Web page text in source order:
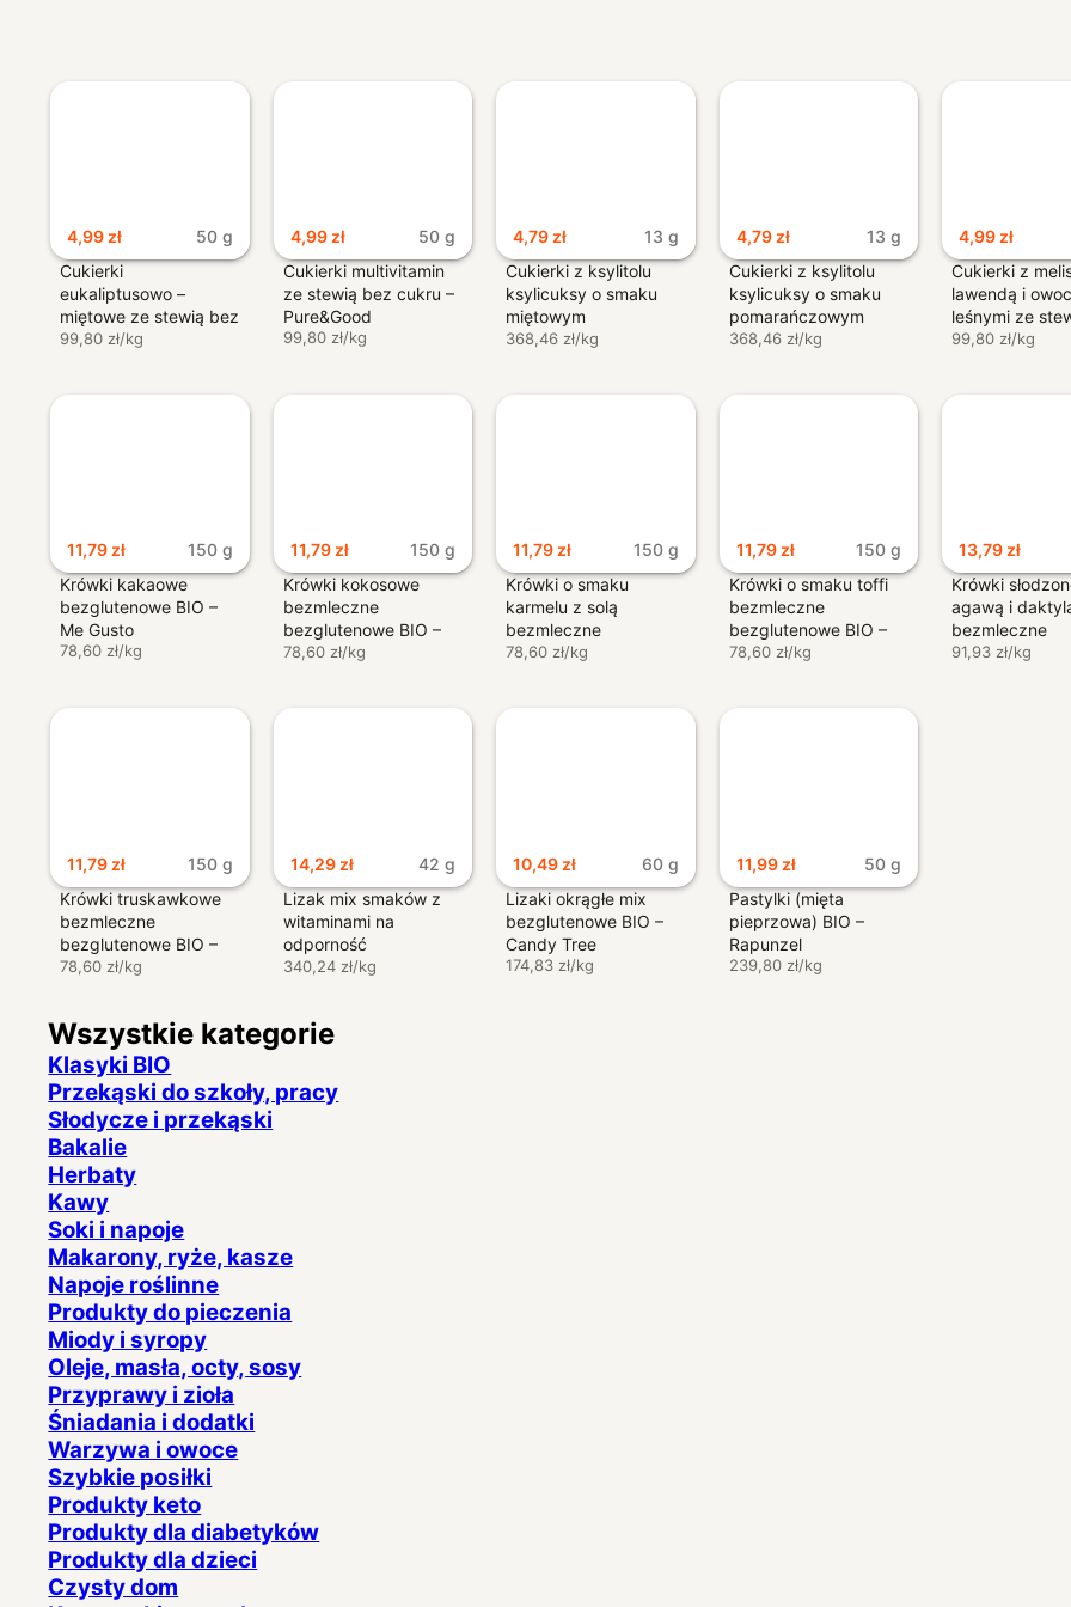
4,99 zł
50 g
Cukierki
eukaliptusowo –
miętowe ze stewią bez
cukru – Pure&Good
99,80 zł/kg
4,99 zł
50 g
Cukierki multivitamin
ze stewią bez cukru –
Pure&Good
99,80 zł/kg
4,79 zł
13 g
Cukierki z ksylitolu
ksylicuksy o smaku
miętowym
bezglutenowe – Pięć
368,46 zł/kg
4,79 zł
13 g
Cukierki z ksylitolu
ksylicuksy o smaku
pomarańczowym
bezglutenowe – Pięć
368,46 zł/kg
4,99 zł
Cukierki z
lawendą i
leśnymi ze
cukru –
99,80 zł/kg
11,79zł
150 g
Krówki kakaowe
bezglutenowe BIO –
Me Gusto
78,60 zł/kg
11,79zł
150 g
Krówki kokosowe
bezmleczne
bezglutenowe BIO –
Me Gusto
78,60 zł/kg
11,79zł
150 g
Krówki o smaku
karmelu z solą
bezmleczne
bezglutenowe BIO –
78,60 zł/kg
11,79zł
150 g
Krówki o smaku toffi
bezmleczne
bezglutenowe BIO –
Me Gusto
78,60 zł/kg
13,79zł
Krówki
agawą i
bezmleczne
bezglutenowe
91,93 zł/kg
11,79 zł
150 g
Krówki truskawkowe
bezmleczne
bezglutenowe BIO –
Me Gusto
78,60 zł/kg
14,29 zł
42 g
Lizak mix smaków z
witaminami na
odporność
bezglutenowy –
340,24 zł/kg
10,49 zł
60 g
Lizaki okrągłe mix
bezglutenowe BIO –
Candy Tree
174,83 zł/kg
11,99 zł
50 g
Pastylki (mięta
pieprzowa) BIO –
Rapunzel
239,80 zł/kg
Wszystkie kategorie
Klasyki BIO
Przekąski do szkoły, pracy
Słodycze i przekąski
Bakalie
Herbaty
Kawy
Soki i napoje
Makarony, ryże, kasze
Napoje roślinne
Produkty do pieczenia
Miody i syropy
Oleje, masła, octy, sosy
Przyprawy i zioła
Śniadania i dodatki
Warzywa i owoce
Szybkie posiłki
Produkty keto
Produkty dla diabetyków
Produkty dla dzieci
Czysty dom